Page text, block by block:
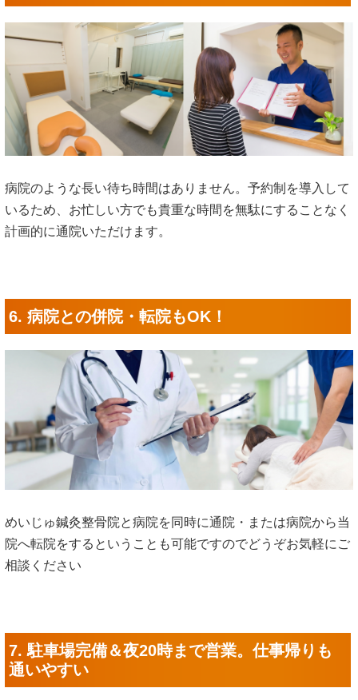
病院のような長い待ち時間はありません。予約制を導入して
いるため、お忙しい方でも貴重な時間を無駄にすることなく
計画的に通院いただけます。
6. 病院との併院・転院もOK！
めいじゅ鍼灸整骨院と病院を同時に通院・または病院から当
院へ転院をするということも可能ですのでどうぞお気軽にご
相談ください
7. 駐車場完備＆夜20時まで営業。仕事帰りも
通いやすい